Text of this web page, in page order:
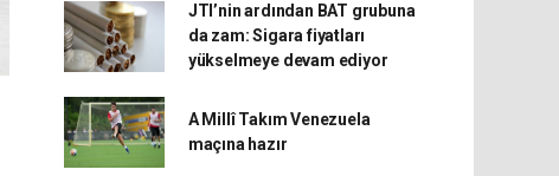
JTI’nin ardından BAT grubuna
da zam: Sigara fiyatları
yükselmeye devam ediyor
A Millî Takım Venezuela
maçına hazır